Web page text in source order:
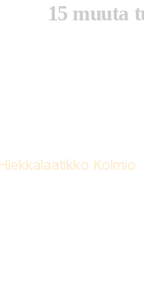
15 muuta